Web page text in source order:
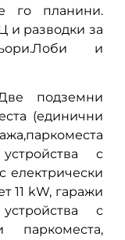
го планини.
и разводки за
и
подземни
(единични
с
електрически
11 kW, гаражи
с
паркоместа,